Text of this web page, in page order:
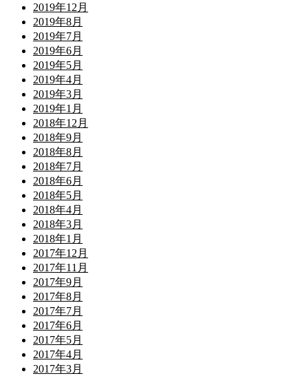
2019年12月
2019年8月
2019年7月
2019年6月
2019年5月
2019年4月
2019年3月
2019年1月
2018年12月
2018年9月
2018年8月
2018年7月
2018年6月
2018年5月
2018年4月
2018年3月
2018年1月
2017年12月
2017年11月
2017年9月
2017年8月
2017年7月
2017年6月
2017年5月
2017年4月
2017年3月